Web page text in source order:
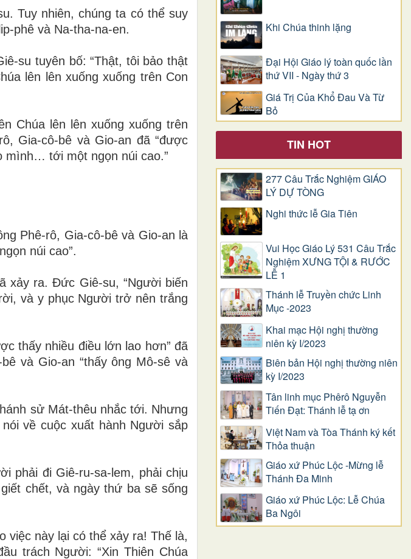
Tuy nhiên, chúng ta có thể suy
phê và Na-tha-na-en.
su tuyên bố: “Thật, tôi bảo thật
lên lên xuống xuống trên Con
Chúa lên lên xuống xuống trên
Gia-cô-bê và Gio-an đã “được
mình… tới một ngọn núi cao.”
Phê-rô, Gia-cô-bê và Gio-an là
núi cao”.
xảy ra. Đức Giê-su, “Người biến
và y phục Người trở nên trắng
thấy nhiều điều lớn lao hơn” đã
và Gio-an “thấy ông Mô-sê và
sử Mát-thêu nhắc tới. Nhưng
về cuộc xuất hành Người sắp
phải đi Giê-ru-sa-lem, phải chịu
chết, và ngày thứ ba sẽ sống
việc này lại có thể xảy ra! Thế là,
trách Người: “Xin Thiên Chúa
Khi Chúa thinh lặng
Đại Hội Giáo lý toàn quốc lần
thứ VII - Ngày thứ 3
Giá Trị Của Khổ Ðau Và Từ
Bỏ
TIN HOT
277 Câu Trắc Nghiệm GIÁO
LÝ DỰ TÒNG
Nghi thức lễ Gia Tiên
Vui Học Giáo Lý 531 Câu Trắc
Nghiệm XƯNG TỘI & RƯỚC
LỄ 1
Thánh lễ Truyền chức Linh
Mục -2023
Khai mạc Hội nghị thường
niên kỳ I/2023
Biên bản Hội nghị thường niên
kỳ I/2023
Tân linh mục Phêrô Nguyễn
Tiến Đạt: Thánh lễ tạ ơn
Việt Nam và Tòa Thánh ký kết
Thỏa thuận
Giáo xứ Phúc Lộc -Mừng lễ
Thánh Đa Minh
Giáo xứ Phúc Lộc: Lễ Chúa
Ba Ngôi